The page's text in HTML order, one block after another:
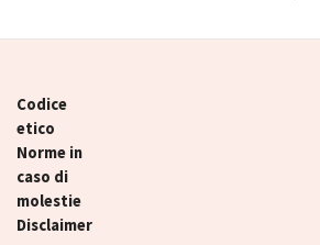
Codice
etico
Norme in
caso di
molestie
Disclaimer